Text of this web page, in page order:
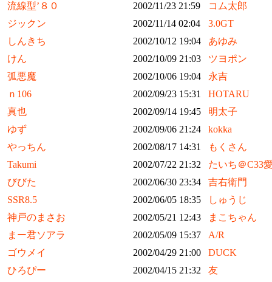
流線型’８０
2002/11/23 21:59
コム太郎
ジックン
2002/11/14 02:04
3.0GT
しんきち
2002/10/12 19:04
あゆみ
けん
2002/10/09 21:03
ツヨポン
弧悪魔
2002/10/06 19:04
永吉
ｎ106
2002/09/23 15:31
HOTARU
真也
2002/09/14 19:45
明太子
ゆず
2002/09/06 21:24
kokka
やっちん
2002/08/17 14:31
もくさん
Takumi
2002/07/22 21:32
たいち＠C33
びびた
2002/06/30 23:34
吉右衛門
SSR8.5
2002/06/05 18:35
しゅうじ
神戸のまさお
2002/05/21 12:43
まこちゃん
まー君ソアラ
2002/05/09 15:37
A/R
ゴウメイ
2002/04/29 21:00
DUCK
ひろぴー
2002/04/15 21:32
友